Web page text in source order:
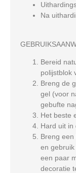
Na
Bereid
polijstblok
Breng de
gel (voor
gebufte
Het beste
Hard uit in
Breng
en
een paar
decoratie